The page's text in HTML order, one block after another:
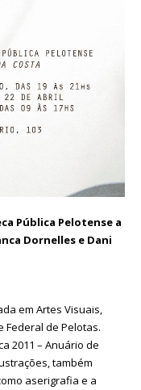
Pública Pelotense a
Dornelles e Dani
em Artes Visuais,
de Pelotas.
2011 – Anuário de
também
aserigrafia e a